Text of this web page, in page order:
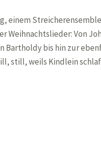
einem
Weihnachtslieder: Von
Bartholdy bis hin zur
still, weils Kindlein